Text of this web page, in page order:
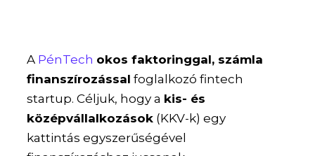
A PénTech okos faktoringgal, számla
finanszírozással foglalkozó fintech
startup. Céljuk, hogy a kis- és
középvállalkozások (KKV-k) egy
kattintás egyszerűségével